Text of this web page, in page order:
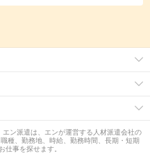
ン派遣は、エンが運営する人材派遣会社の
種、勤務地、時給、勤務時間、長期・短期
事を探せます。